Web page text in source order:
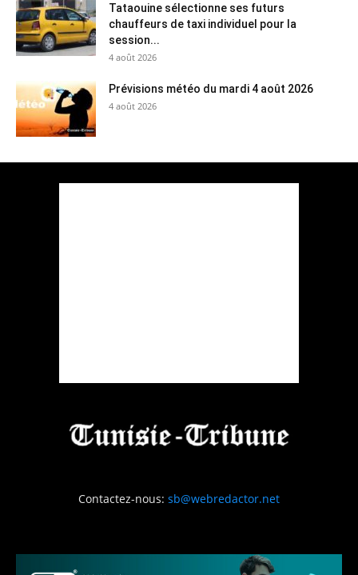
Tataouine sélectionne ses futurs
chauffeurs de taxi individuel pour la
session...
4 août 2026
Prévisions météo du mardi 4 août 2026
4 août 2026
Contactez-nous: sb@webredactor.net